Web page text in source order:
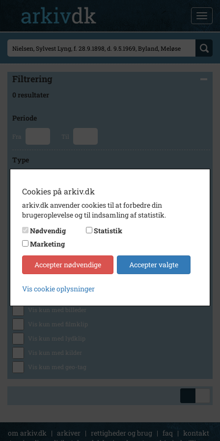
Filtrering
0 resultater
Periode
Fra Til
Type
Arkiv
Lokalhistorisk Forening for Skævinge og Omegn
Generelt
Vis kun med billeder
Vis kun med filmklip
Vis kun med lydklip
Vis kun med kilder
Vis kun med geo-tag
om arkiv.dk | arkiver | rettigheder og brug | faq | kontakt
Cookies på arkiv.dk
arkiv.dk anvender cookies til at forbedre din
brugeroplevelse og til indsamling af statistik.
Nødvendig
Statistik
Marketing
Accepter nødvendige Accepter valgte
Vis cookie oplysninger